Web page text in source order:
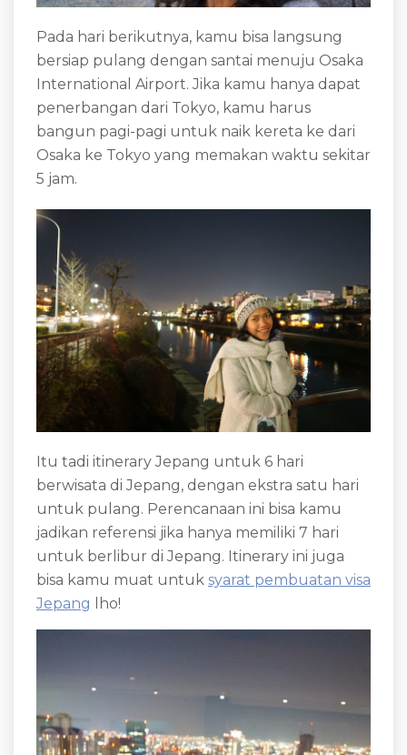
Pada hari berikutnya, kamu bisa langsung
bersiap pulang dengan santai menuju Osaka
International Airport. Jika kamu hanya dapat
penerbangan dari Tokyo, kamu harus
bangun pagi-pagi untuk naik kereta ke dari
Osaka ke Tokyo yang memakan waktu sekitar
5 jam.
Itu tadi itinerary Jepang untuk 6 hari
berwisata di Jepang, dengan ekstra satu hari
untuk pulang. Perencanaan ini bisa kamu
jadikan referensi jika hanya memiliki 7 hari
untuk berlibur di Jepang. Itinerary ini juga
bisa kamu muat untuk syarat pembuatan visa
Jepang
lho!